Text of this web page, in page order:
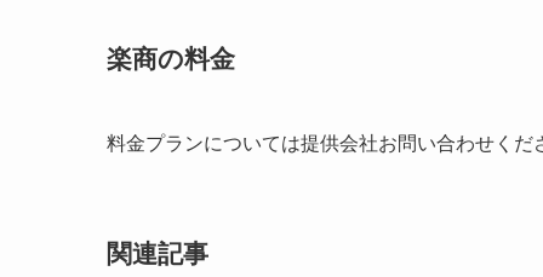
楽商の料金
料金プランについては提供会社お問い合わせくだ
関連記事